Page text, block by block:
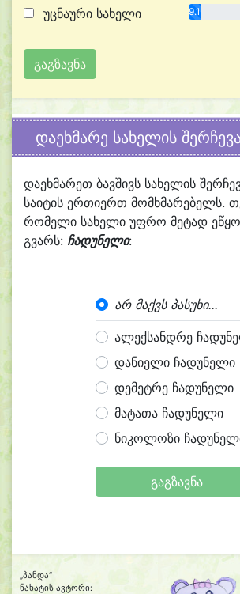
უცნაური სახელი 9.1%
დაეხმარე სახელის
დაეხმარეთ ბავშივს სახელის
საიტის ერთიერთ მომხმარებელს.
რომელი სახელი უფრო მეტად
გვარს: ჩადუნელი:
არ მაქვს პასუხი...
ალექსანდრე
დანიელი ჩადუნელი
დემეტრე ჩადუნელი
მატათა ჩადუნელი
ნიკოლოზი
გაგზავნა
„პანდა“
ნახატის ავტორი: